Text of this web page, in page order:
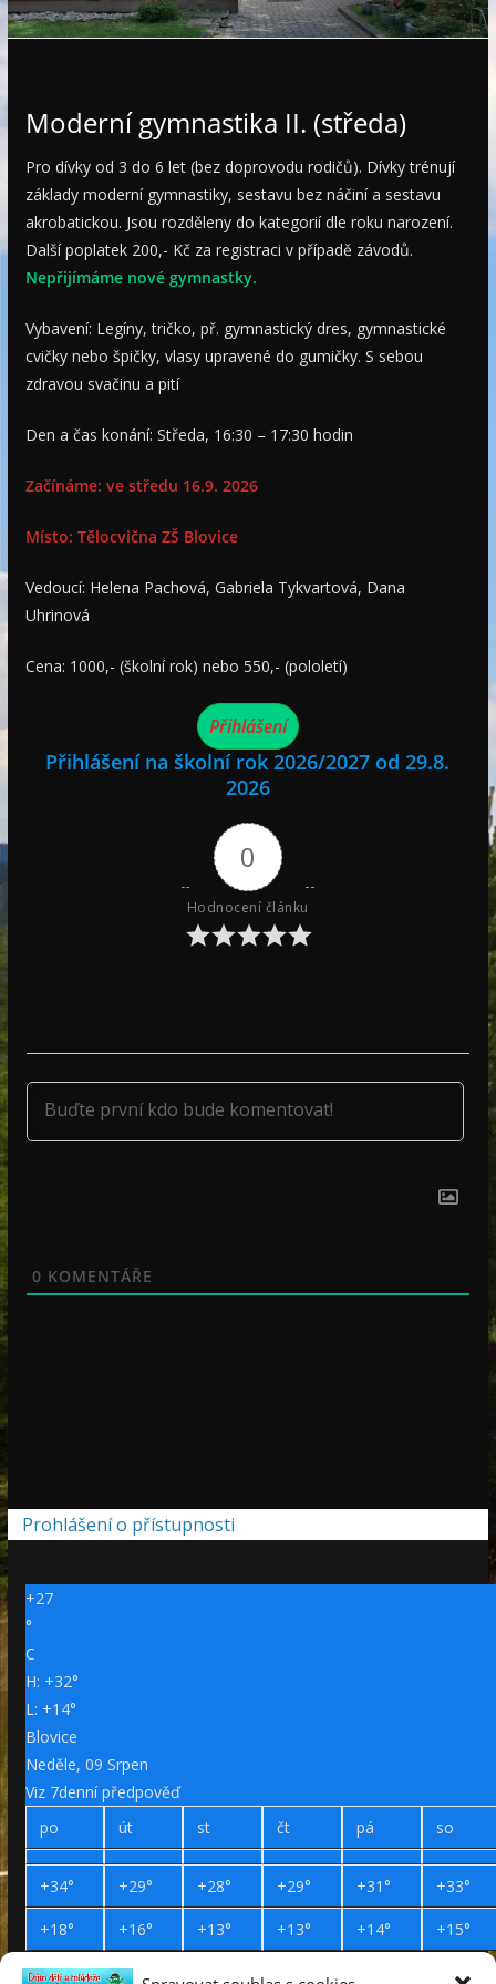
e
Moderní gymnastika II. (středa)
Pro dívky od 3 do 6 let (bez doprovodu rodičů). Dívky trénují
základy moderní gymnastiky, sestavu bez náčiní a sestavu
akrobatickou. Jsou rozděleny do kategorií dle roku narození.
Další poplatek 200,- Kč za registraci v případě závodů.
Nepřijímáme nové gymnastky.
Vybavení: Legíny, tričko, př. gymnastický dres, gymnastické
cvičky nebo špičky, vlasy upravené do gumičky. S sebou
zdravou svačinu a pití
Den a čas konání: Středa, 16:30 – 17:30 hodin
Začínáme: ve středu 16.9. 2026
Místo: Tělocvična ZŠ Blovice
Vedoucí: Helena Pachová, Gabriela Tykvartová, Dana
Uhrinová
Cena: 1000,- (školní rok) nebo 550,- (pololetí)
Přihlášení
Přihlášení na školní rok 2026/2027 od 29.8.
2026
0
Hodnocení článku
0 KOMENTÁŘE
Prohlášení o přístupnosti
+27
°
C
H: +32°
L: +14°
Blovice
Neděle, 09 Srpen
Viz 7denní předpověď
po
út st čt pá so
+34° +29° +28° +29° +31° +33°
+18° +16° +13° +13° +14° +15°